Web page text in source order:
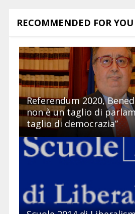
RECOMMENDED FOR YOU
Referendum 2020,
non è un taglio di
taglio di democrazia”